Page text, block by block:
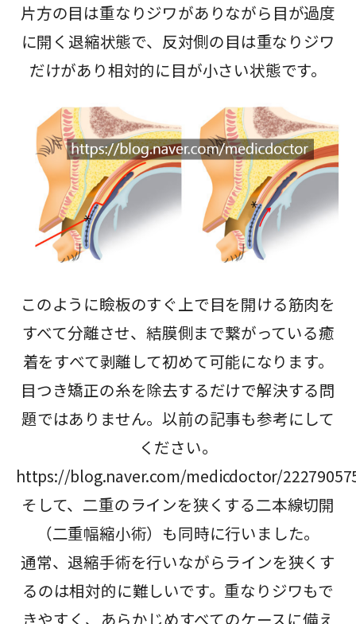
片方の目は重なりジワがありながら目が過度
に開く退縮状態で、反対側の目は重なりジワ
だけがあり相対的に目が小さい状態です。
このように瞼板のすぐ上で目を開ける筋肉を
すべて分離させ、結膜側まで繋がっている癒
着をすべて剥離して初めて可能になります。
目つき矯正の糸を除去するだけで解決する問
題ではありません。以前の記事も参考にして
ください。
https://blog.naver.com/medicdoctor/
そして、二重のラインを狭くする二本線切開
（二重幅縮小術）も同時に行いました。
通常、退縮手術を行いながらラインを狭くす
るのは相対的に難しいです。重なりジワもで
きやすく、あらかじめすべてのケースに備え